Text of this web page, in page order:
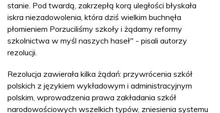
stanie. Pod twardą, zakrzepłą korą uległości błyskała
iskra niezadowolenia, która dziś wielkim buchnęła
płomieniem Porzuciliśmy szkoły i żądamy reformy
szkolnictwa w myśl naszych haseł" - pisali autorzy
rezolucji.
Rezolucja zawierała kilka żądań: przywrócenia szkół
polskich z językiem wykładowym i administracyjnym
polskim, wprowadzenia prawa zakładania szkół
narodowościowych wszelkich typów, zniesienia systemu